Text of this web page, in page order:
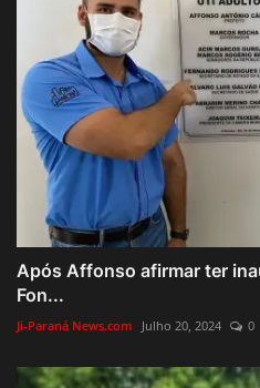
Após Affonso afirmar ter
Fon...
Ji-Paraná News.com Julho 20, 2024 0